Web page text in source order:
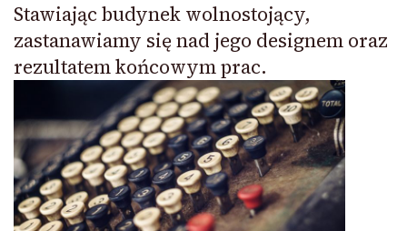
Stawiając budynek wolnostojący,
zastanawiamy się nad jego designem oraz
rezultatem końcowym prac.